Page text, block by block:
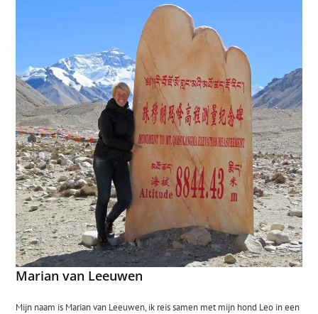
Marian van Leeuwen
Mijn naam is Marian van Leeuwen, ik reis samen met mijn hond Leo in een